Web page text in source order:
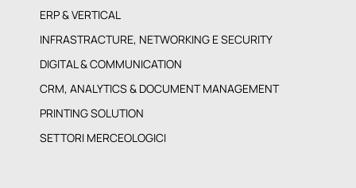
ERP & VERTICAL
INFRASTRACTURE, NETWORKING E SECURITY
DIGITAL & COMMUNICATION
CRM, ANALYTICS & DOCUMENT MANAGEMENT
PRINTING SOLUTION
SETTORI MERCEOLOGICI